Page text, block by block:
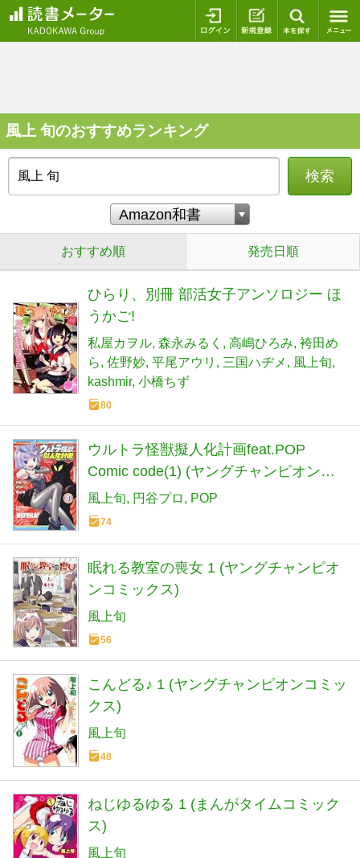
ログイン 新規登録
風上 旬のおすすめランキング
検索
おすすめ順 発売日順
ひらり、別冊 部活女子アンソロジー ほ
うかご!
私屋カヲル 森永みるく 高嶋ひろみ 袴田め
ら 佐野妙 平尾アウリ 三国ハヂメ
風上旬
kashmir 小橋ちず
80
ウルトラ怪獣擬人化計画feat.POP
Comic code(1) (ヤングチャンピオン・
コミックス)
風上旬 円谷プロ POP
74
眠れる教室の喪女 1 (ヤングチャンピオ
ンコミックス)
風上旬
56
こんどる♪ 1 (ヤングチャンピオンコミッ
クス)
風上旬
48
ねじゆるゆる 1 (まんがタイムコミック
ス)
風上旬